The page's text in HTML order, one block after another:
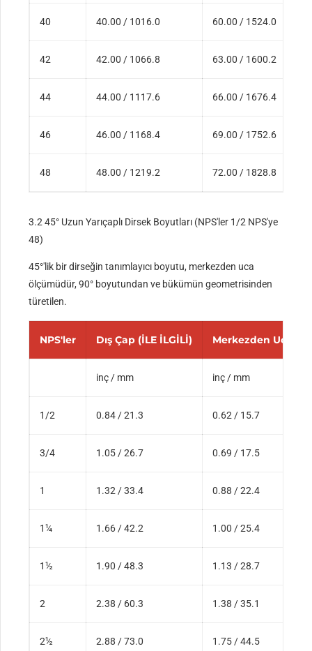
40 40.00 / 1016.0 60.00 / 1524.0
42 42.00 / 1066.8 63.00 / 1600.2
44 44.00 / 1117.6 66.00 / 1676.4
46 46.00 / 1168.4 69.00 / 1752.6
48 48.00 / 1219.2 72.00 / 1828.8
3.2 45° Uzun Yarıçaplı Dirsek Boyutları (NPS'ler 1/2 NPS'ye
48)
45°'lik bir dirseğin tanımlayıcı boyutu, merkezden uca
ölçümüdür, 90° boyutundan ve bükümün geometrisinden
türetilen.
NPS'ler Dış Çap (İLE İLGİLİ) Merkezden Uca (B)
inç / mm inç / mm
1/2 0.84 / 21.3 0.62 / 15.7
3/4 1.05 / 26.7 0.69 / 17.5
1 1.32 / 33.4 0.88 / 22.4
1¼ 1.66 / 42.2 1.00 / 25.4
1½ 1.90 / 48.3 1.13 / 28.7
2 2.38 / 60.3 1.38 / 35.1
2½ 2.88 / 73.0 1.75 / 44.5